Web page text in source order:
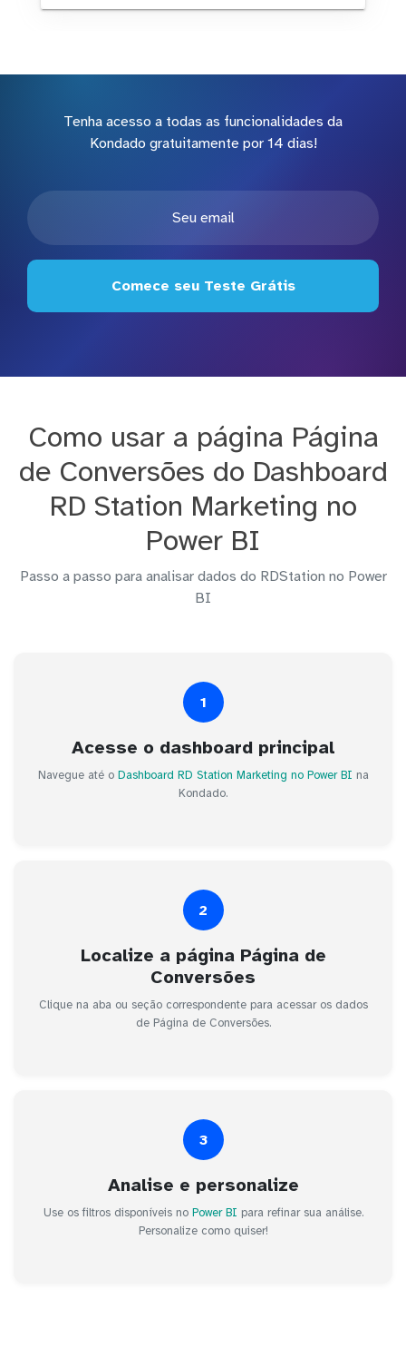
Tenha acesso a todas as funcionalidades da
Kondado gratuitamente por 14 dias!
Comece seu Teste Grátis
Como usar a página Página
de Conversões do Dashboard
RD Station Marketing no
Power BI
Passo a passo para analisar dados do RDStation no Power
BI
1
Acesse o dashboard principal
Navegue até o Dashboard RD Station Marketing no Power BI na
Kondado.
2
Localize a página Página de
Conversões
Clique na aba ou seção correspondente para acessar os dados
de Página de Conversões.
3
Analise e personalize
Use os filtros disponíveis no Power BI para refinar sua análise.
Personalize como quiser!